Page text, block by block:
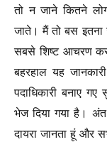
तो न जाने कितने
जाते। मैं तो बस इतना
सबसे शिष्ट आचरण
बहरहाल यह
पदाधिकारी बनाए
भेज दिया गया है।
दायरा जानता हूं और